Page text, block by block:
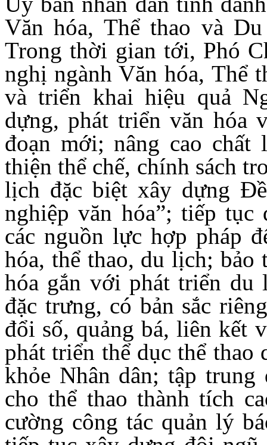
Văn hóa, Thể thao và
Trong thời gian tới, Phó
nghị ngành Văn hóa, Thể
và triển khai hiệu quả
dựng, phát triển văn hóa
đoạn mới; nâng cao chất
thiện thể chế, chính sách
lịch đặc biệt xây dựng
nghiệp văn hóa”; tiếp
các nguồn lực hợp pháp
hóa, thể thao, du lịch;
hóa gắn với phát triển du
đặc trưng, có bản sắc
đổi số, quảng bá, liên kết
phát triển thể dục thể thao
khỏe Nhân dân; tập
cho thể thao thành tích
cường công tác quản lý